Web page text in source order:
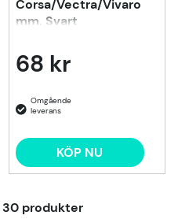
Corsa/Vectra/Vivaro
mm. Svart
68 kr
KÖP NU
30 produkter